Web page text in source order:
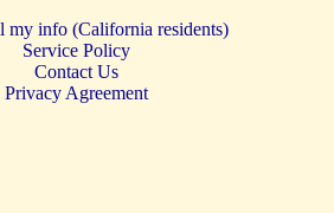
my info (California residents)
Service Policy
Contact Us
Privacy Agreement